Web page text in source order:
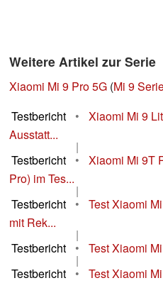
Weitere Artikel zur Serie
Xiaomi Mi 9 Pro 5G (Mi 9
Testbericht
•
Xiaomi Mi 9
Ausstatt...
|
Testbericht
•
Xiaomi Mi 9T
Pro) im Tes...
|
Testbericht
•
Test Xiaomi
mit Rek...
|
Testbericht
• Test Xiaomi
|
Testbericht
• Test Xiaomi